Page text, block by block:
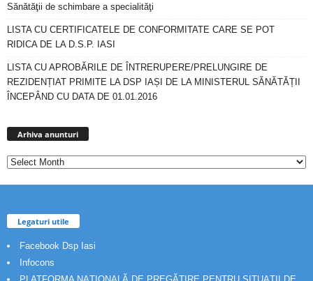
Sănătăţii de schimbare a specialităţi
LISTA CU CERTIFICATELE DE CONFORMITATE CARE SE POT
RIDICA DE LA D.S.P. IASI
LISTA CU APROBĂRILE DE ÎNTRERUPERE/PRELUNGIRE DE
REZIDENȚIAT PRIMITE LA DSP IAȘI DE LA MINISTERUL SĂNĂTĂȚII
ÎNCEPÂND CU DATA DE 01.01.2016
Arhiva anunturi
Legaturi utile
Facebook Dsp Iasi
Infocons